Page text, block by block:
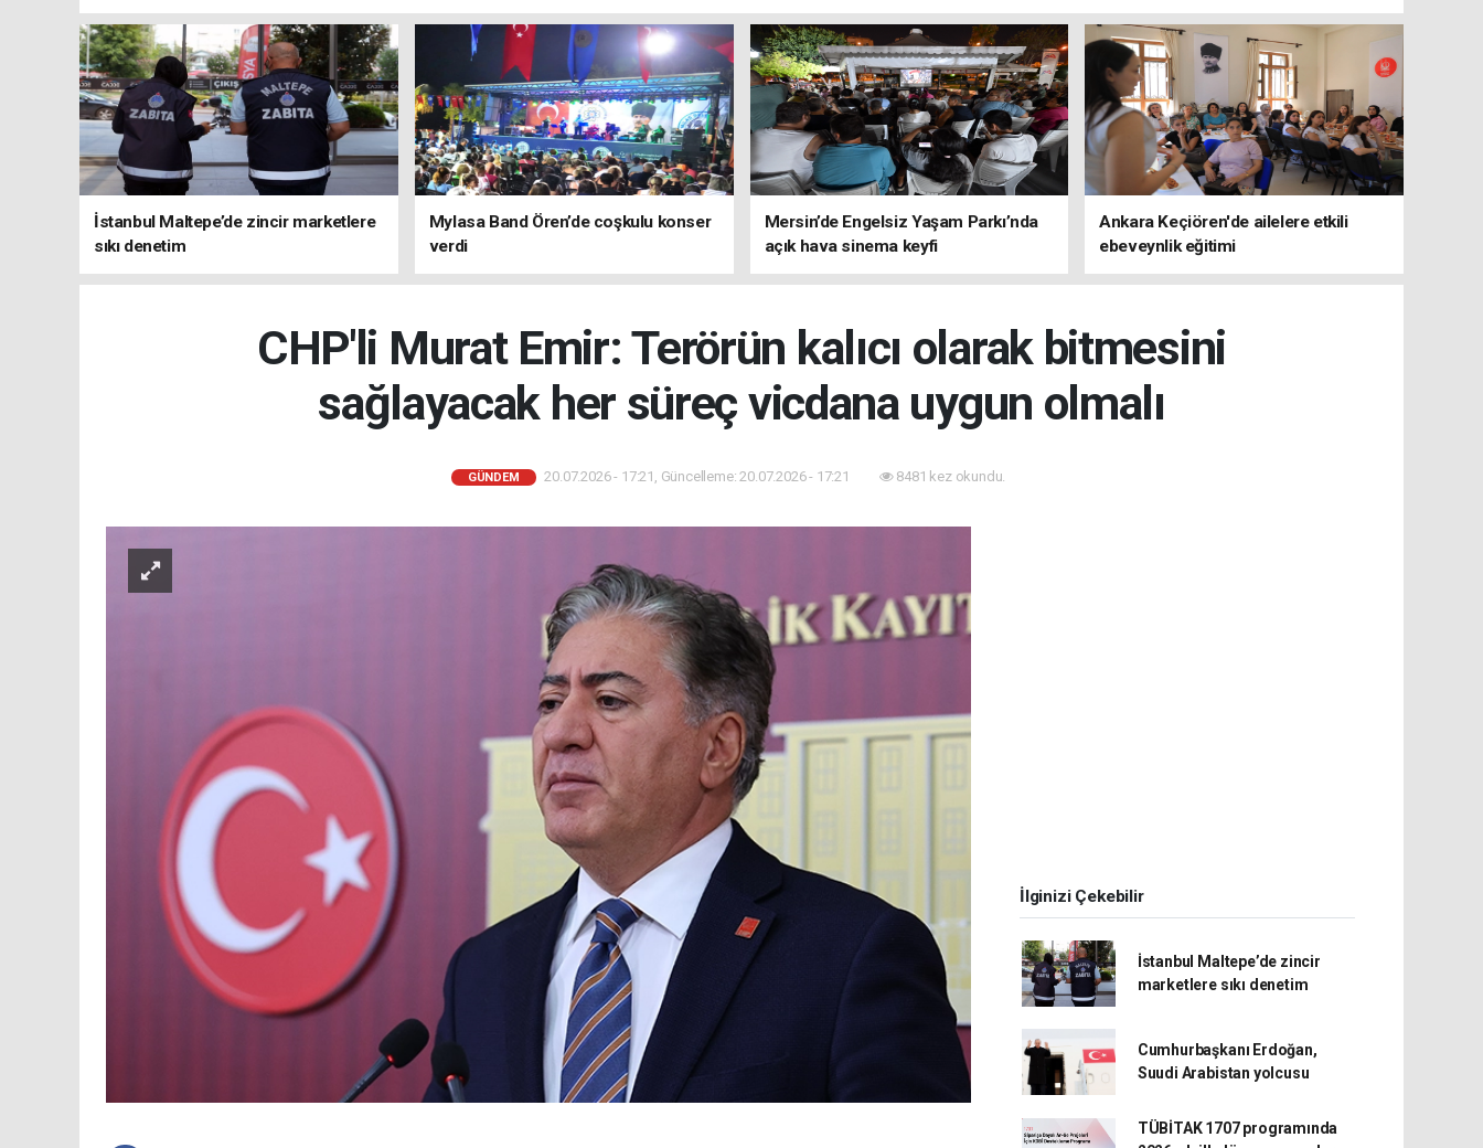
İstanbul Maltepe’de zincir marketlere
sıkı denetim
Mylasa Band Ören’de coşkulu konser
verdi
Mersin’de Engelsiz Yaşam Parkı’nda
açık hava sinema keyfi
Ankara Keçiören'de ailelere etkili
ebeveynlik eğitimi
CHP'li Murat Emir: Terörün kalıcı olarak bitmesini
sağlayacak her süreç vicdana uygun olmalı
GÜNDEM 20.07.2026 - 17:21, Güncelleme: 20.07.2026 - 17:21 8481 kez okundu.
İlginizi Çekebilir
İstanbul Maltepe’de zincir
marketlere sıkı denetim
Cumhurbaşkanı Erdoğan,
Suudi Arabistan yolcusu
TÜBİTAK 1707 programında